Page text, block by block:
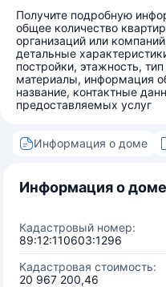
Получите подробную
общее количество
организаций или
детальные
постройки, этажность,
материалы, информация
название, контактные
предоставляемых услуг
Информация о доме
Информация о доме
Кадастровый номер:
89:12:110603:1296
Кадастровая стоимость:
20 967 200,46